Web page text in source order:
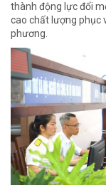
thành động lực đổi
cao chất lượng phục
phương.